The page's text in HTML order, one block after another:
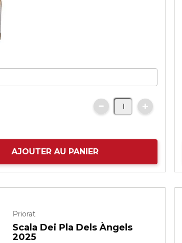
AJOUTER AU PANIER
Priorat
Scala Dei Pla Dels Àngels
2025